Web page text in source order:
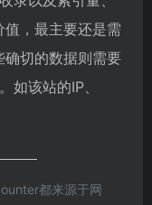
，最主要还是需
切的数据则需要
该站的IP、
都来源于网